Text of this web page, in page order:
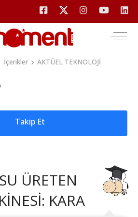
İçerikler AKTÜEL TEKNOLOJİ
Takip Et
ÜRETEN
KARA